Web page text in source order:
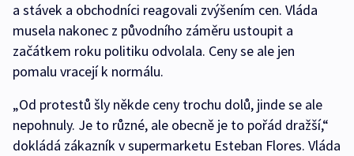
a stávek a obchodníci reagovali zvýšením cen. Vláda
musela nakonec z původního záměru ustoupit a
začátkem roku politiku odvolala. Ceny se ale jen
pomalu vracejí k normálu.
„Od protestů šly někde ceny trochu dolů, jinde se ale
nepohnuly. Je to různé, ale obecně je to pořád dražší,“
dokládá zákazník v supermarketu Esteban Flores. Vláda